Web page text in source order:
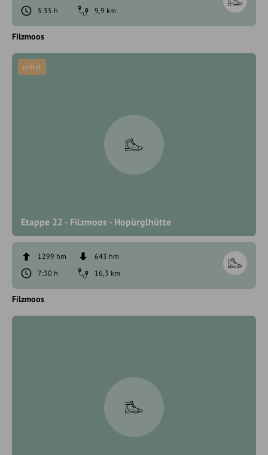
5:35 h
9,9 km
Filzmoos
Etappe 22 - Filzmoos - Hopürglhütte
mittel
1299 hm
643 hm
7:30 h
16,3 km
Filzmoos